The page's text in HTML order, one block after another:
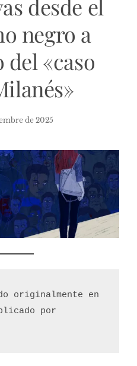
desde el
negro a
«caso
de 2025
originalmente en
por